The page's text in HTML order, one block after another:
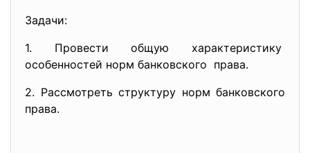
Задачи:
1. Провести общую характеристику
особенностей норм банковского права.
2. Рассмотреть структуру норм банковского
права.